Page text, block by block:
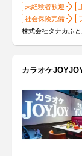
未経験者歓迎
社会保険完備
株式会社タナカふ
カラオケ